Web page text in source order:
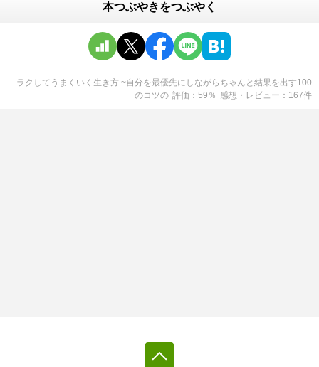
本つぶやきをつぶやく
ラクしてうまくいく生き方 ~自分を最優先にしながらちゃんと結果を出す100
のコツの 評価 59 ％ 感想・レビュー 167件